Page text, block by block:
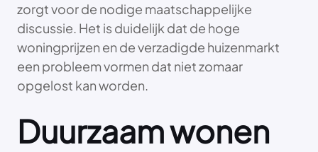
zorgt voor de nodige maatschappelijke
discussie. Het is duidelijk dat de hoge
woningprijzen en de verzadigde huizenmarkt
een probleem vormen dat niet zomaar
opgelost kan worden.
Duurzaam wonen